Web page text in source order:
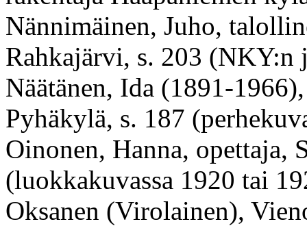
Nännimäinen, Juho,
Rahkajärvi, s. 203 (NKY:n
Näätänen, Ida (1891-
Pyhäkylä, s. 187
Oinonen, Hanna, opettaja,
(luokkakuvassa 1920 tai
Oksanen (Virolainen),